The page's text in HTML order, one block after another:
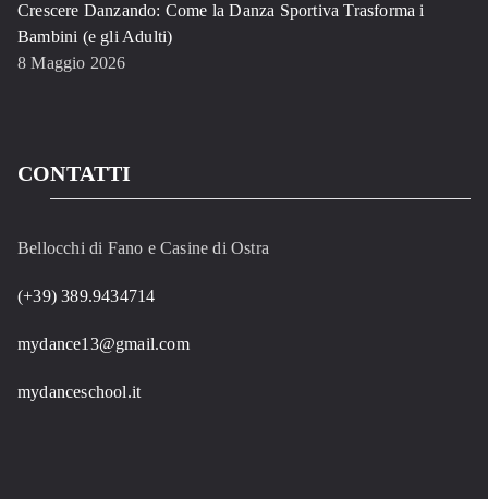
Crescere Danzando: Come la Danza Sportiva Trasforma i
Bambini (e gli Adulti)
8 Maggio 2026
CONTATTI
Bellocchi di Fano e Casine di Ostra
(+39) 389.9434714
mydance13@gmail.com
mydanceschool.it